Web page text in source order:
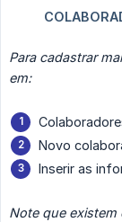
Para cadastrar
em:
Novo
Inserir as
Note que